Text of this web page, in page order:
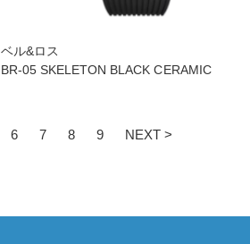
ベル&ロス
BR-05 SKELETON BLACK CERAMIC
6 7 8 9 NEXT >